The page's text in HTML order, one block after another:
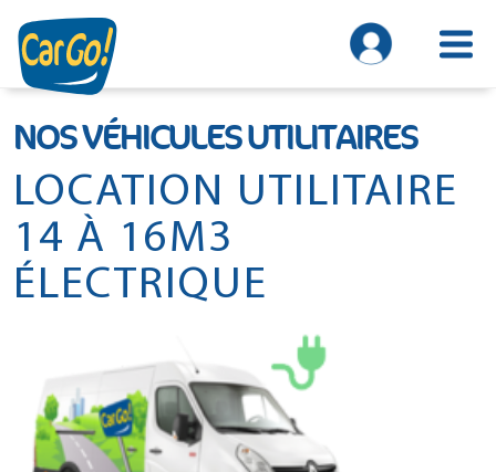
NOS VÉHICULES UTILITAIRES
LOCATION UTILITAIRE
14 À 16M3
ÉLECTRIQUE